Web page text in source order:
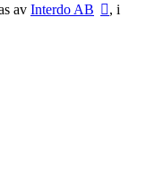
av Interdo AB
, i